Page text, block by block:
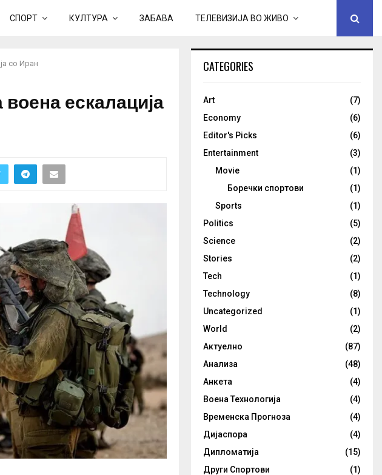
СПОРТ КУЛТУРА ЗАБАВА ТЕЛЕВИЗИЈА ВО ЖИВО
со Иран
ескалација
CATEGORIES
Art
(7)
Economy
(6)
Editor's Picks
(6)
Entertainment
(3)
Movie
(1)
Боречки спортови
(1)
Sports
(1)
Politics
(5)
Science
(2)
Stories
(2)
Tech
(1)
Technology
(8)
Uncategorized
(1)
World
(2)
Актуелно
(87)
Анализа
(48)
Анкета
(4)
Воена Технологија
(4)
Временска Прогноза
(4)
Дијаспора
(4)
Дипломатија
(15)
Други Спортови
(1)